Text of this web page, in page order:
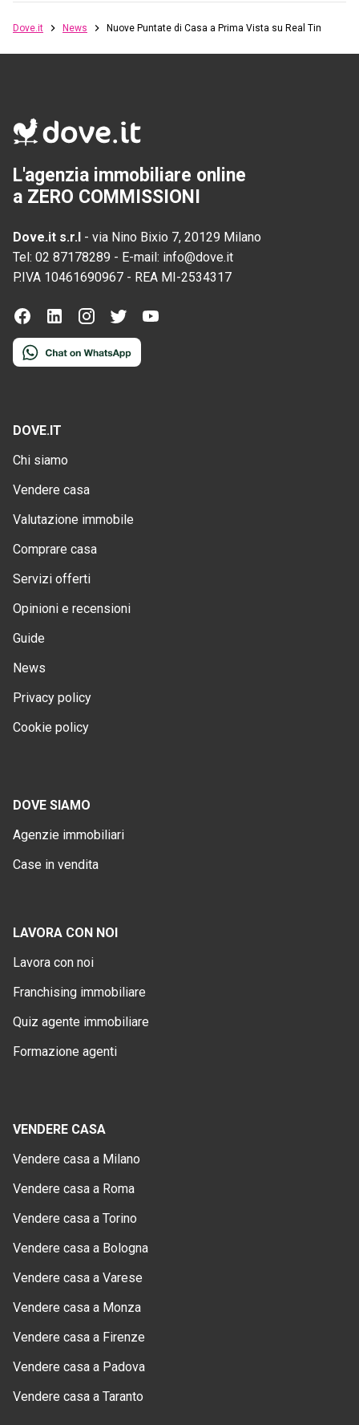
Dove.it News Nuove Puntate di Casa a Prima Vista su Real Time
L'agenzia immobiliare online
a ZERO COMMISSIONI
Dove.it s.r.l - via Nino Bixio 7, 20129 Milano
Tel: 02 87178289 - E-mail: info@dove.it
P.IVA 10461690967 - REA MI-2534317
DOVE.IT
Chi siamo
Vendere casa
Valutazione immobile
Comprare casa
Servizi offerti
Opinioni e recensioni
Guide
News
Privacy policy
Cookie policy
DOVE SIAMO
Agenzie immobiliari
Case in vendita
LAVORA CON NOI
Lavora con noi
Franchising immobiliare
Quiz agente immobiliare
Formazione agenti
VENDERE CASA
Vendere casa a Milano
Vendere casa a Roma
Vendere casa a Torino
Vendere casa a Bologna
Vendere casa a Varese
Vendere casa a Monza
Vendere casa a Firenze
Vendere casa a Padova
Vendere casa a Taranto